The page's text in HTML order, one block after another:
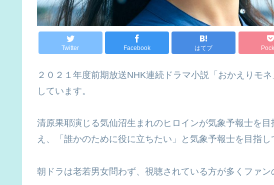
Twitter Facebook はてブ
２０２１年度前期放送NHK連続ドラマ小説「おかえりモ
しています。
清原果耶演じる気仙沼生まれのヒロインが気象予報士を
え、「誰かのために役に立ちたい」と気象予報士を目指し
朝ドラは老若男女問わず、視聴されている方が多くファン